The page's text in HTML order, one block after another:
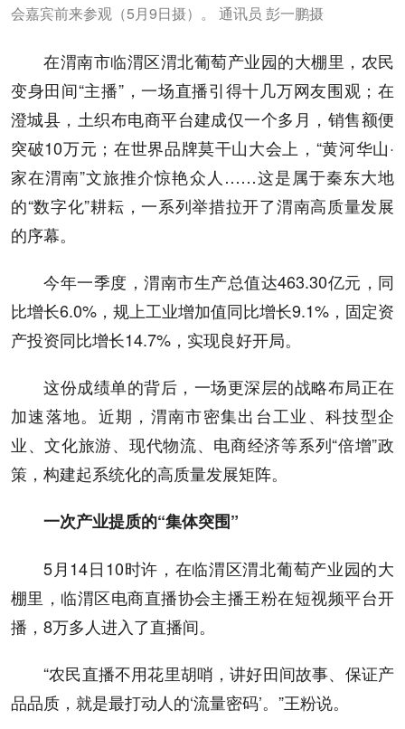
会嘉宾前来参观（5月9日摄）。 通讯员 彭一鹏摄
在渭南市临渭区渭北葡萄产业园的大棚里，农民
变身田间“主播”，一场直播引得十几万网友围观；在
澄城县，土织布电商平台建成仅一个多月，销售额便
突破10万元；在世界品牌莫干山大会上，“黄河华山·
家在渭南”文旅推介惊艳众人……这是属于秦东大地
的“数字化”耕耘，一系列举措拉开了渭南高质量发展
的序幕。
今年一季度，渭南市生产总值达463.30亿元，同
比增长6.0%，规上工业增加值同比增长9.1%，固定资
产投资同比增长14.7%，实现良好开局。
这份成绩单的背后，一场更深层的战略布局正在
加速落地。近期，渭南市密集出台工业、科技型企
业、文化旅游、现代物流、电商经济等系列“倍增”政
策，构建起系统化的高质量发展矩阵。
一次产业提质的“集体突围”
5月14日10时许，在临渭区渭北葡萄产业园的大
棚里，临渭区电商直播协会主播王粉在短视频平台开
播，8万多人进入了直播间。
“农民直播不用花里胡哨，讲好田间故事、保证产
品品质，就是最打动人的‘流量密码’。”王粉说。